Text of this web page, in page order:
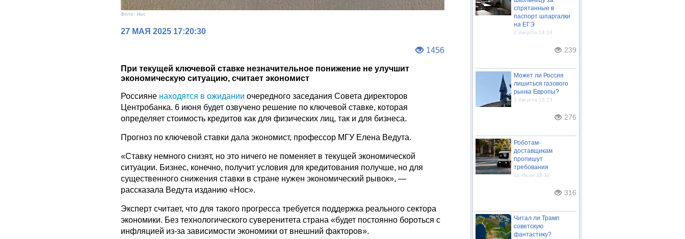
Фото: Нос
27 МАЯ 2025 17:20:30
1456
При текущей ключевой ставке незначительное понижение не улучшит
экономическую ситуацию, считает экономист
Россияне находятся в ожидании очередного заседания Совета директоров
Центробанка. 6 июня будет озвучено решение по ключевой ставке, которая
определяет стоимость кредитов как для физических лиц, так и для бизнеса.
Прогноз по ключевой ставки дала экономист, профессор МГУ Елена Ведута.
«Ставку немного снизят, но это ничего не поменяет в текущей экономической
ситуации. Бизнес, конечно, получит условия для кредитования получше, но для
существенного снижения ставки в стране нужен экономический рывок», —
рассказала Ведута изданию «Нос».
Эксперт считает, что для такого прогресса требуется поддержка реального сектора
экономики. Без технологического суверенитета страна «будет постоянно бороться с
инфляцией из-за зависимости экономики от внешний факторов».
спрятанные в
паспорт шпаргалки
на ЕГЭ
2 Августа 14:19
239
Может ли Россия
лишиться газового
рынка Европы?
1 Августа 16:23
276
Роботам-
доставщикам
пропишут
требования
31 Июля 18:32
316
Читал ли Трамп
советскую
фантастику?